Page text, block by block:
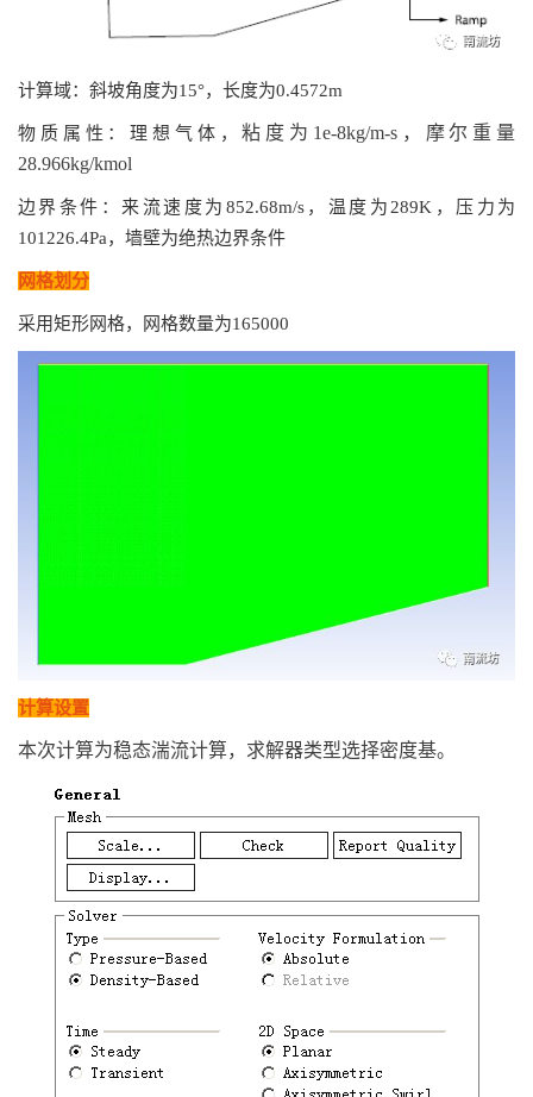
计算域：斜坡角度为15°，长度为0.4572m
物质属性：理想气体，粘度为1e-8kg/m-s，摩尔重量
28.966kg/kmol
边界条件：来流速度为852.68m/s，温度为289K，压力为
101226.4Pa，墙壁为绝热边界条件
网格划分
采用矩形网格，网格数量为165000
计算设置
本次计算为稳态湍流计算，求解器类型选择密度基。